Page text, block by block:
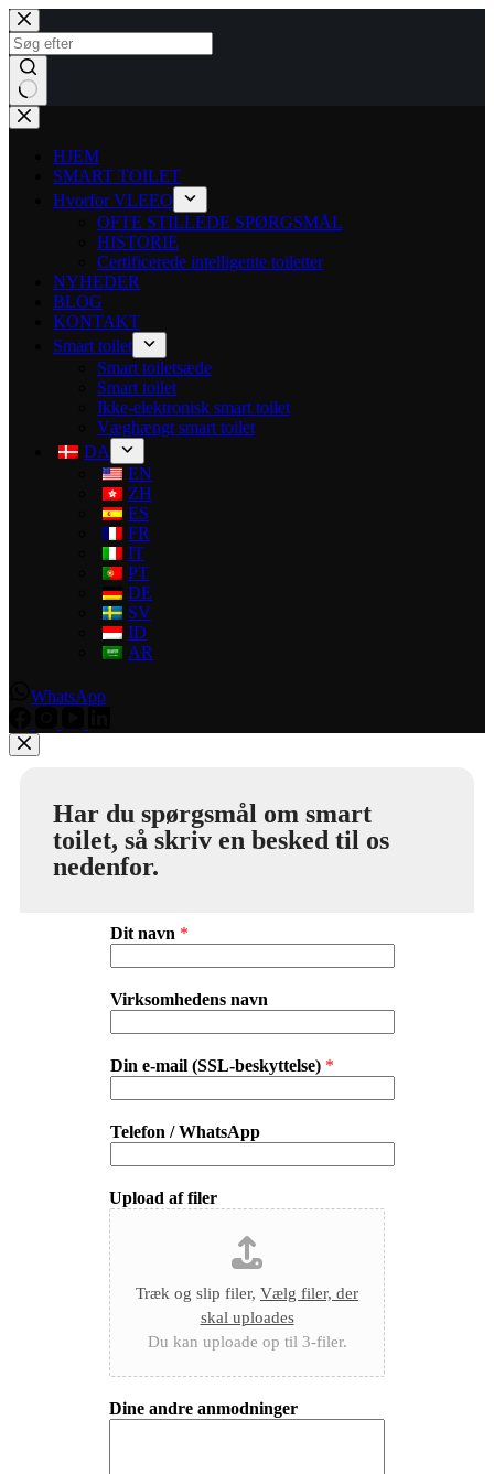
HJEM
SMART TOILET
Hvorfor VLEEO
OFTE STILLEDE SPØRGSMÅL
HISTORIE
Certificerede intelligente toiletter
NYHEDER
BLOG
KONTAKT
Smart toilet
Smart toiletsæde
Smart toilet
Ikke-elektronisk smart toilet
Væghængt smart toilet
DA
EN
ZH
ES
FR
IT
PT
DE
SV
ID
AR
WhatsApp
Har du spørgsmål om smart
toilet, så skriv en besked til os
nedenfor.
Dit navn *
Virksomhedens navn
Din e-mail (SSL-beskyttelse) *
Telefon / WhatsApp
Upload af filer
Træk og slip filer, Vælg filer, der
skal uploades
Du kan uploade op til 3-filer.
Dine andre anmodninger